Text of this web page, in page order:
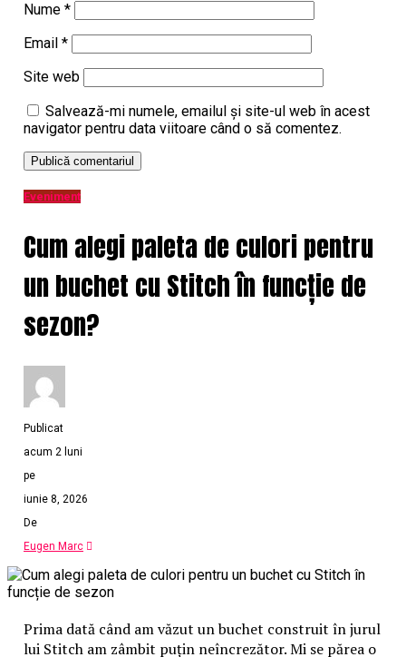
Nume *
Email *
Site web
Salvează-mi numele, emailul și site-ul web în acest
navigator pentru data viitoare când o să comentez.
Eveniment
Cum alegi paleta de culori pentru
un buchet cu Stitch în funcție de
sezon?
Publicat
acum 2 luni
pe
iunie 8, 2026
De
Eugen Marc
Prima dată când am văzut un buchet construit în jurul
lui Stitch am zâmbit puțin neîncrezător. Mi se părea o